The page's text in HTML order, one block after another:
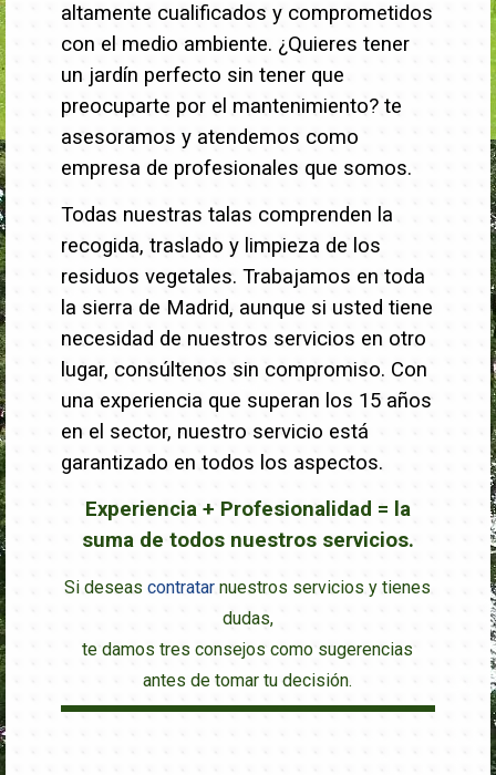
altamente cualificados y comprometidos
con el medio ambiente. ¿Quieres tener
un jardín perfecto sin tener que
preocuparte por el mantenimiento? te
asesoramos y atendemos como
empresa de profesionales que somos.
Todas nuestras talas comprenden la
recogida, traslado y limpieza de los
residuos vegetales. Trabajamos en toda
la sierra de Madrid, aunque si usted tiene
necesidad de nuestros servicios en otro
lugar, consúltenos sin compromiso. Con
una experiencia que superan los 15 años
en el sector, nuestro servicio está
garantizado en todos los aspectos.
Experiencia + Profesionalidad = la
suma de todos nuestros servicios.
Si deseascontratarnuestros servicios y tienes
dudas,
te damos tres consejos como sugerencias
antes de tomar tu decisión.